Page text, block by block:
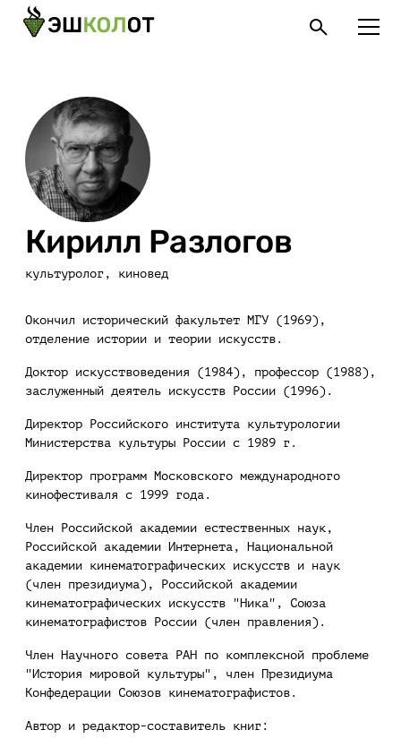
Кирилл Разлогов
культуролог, киновед
Окончил исторический факультет МГУ (1969),
отделение истории и теории искусств.
Доктор искусствоведения (1984), профессор (1988),
заслуженный деятель искусств России (1996).
Директор Российского института культурологии
Министерства культуры России с 1989 г.
Директор программ Московского международного
кинофестиваля с 1999 года.
Член Российской академии естественных наук,
Российской академии Интернета, Национальной
академии кинематографических искусств и наук
(член президиума), Российской академии
кинематографических искусств "Ника", Союза
кинематографистов России (член правления).
Член Научного совета РАН по комплексной проблеме
"История мировой культуры", член Президиума
Конфедерации Союзов кинематографистов.
Автор и редактор-составитель книг: